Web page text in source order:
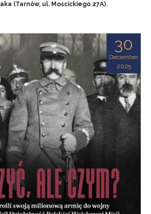
(Tarnów, ul. Mościckiego 27A).
30
December
2025